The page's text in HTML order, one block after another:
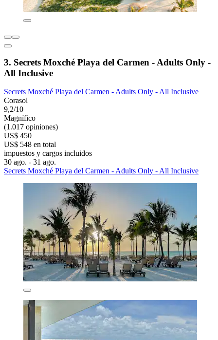
3. Secrets Moxché Playa del Carmen - Adults Only -
All Inclusive
Secrets Moxché Playa del Carmen - Adults Only - All Inclusive
Corasol
9,2/10
Magnífico
(1.017 opiniones)
US$ 450
US$ 548 en total
impuestos y cargos incluidos
30 ago. - 31 ago.
Secrets Moxché Playa del Carmen - Adults Only - All Inclusive